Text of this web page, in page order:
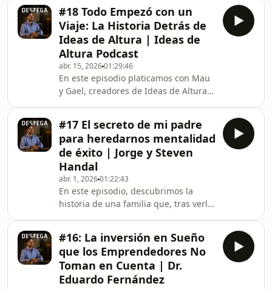
misma satisfacción
hasta convertirse en un referente de
la estrategia digital y el
emprendimiento.Carlos no solo vivió
la evolución del contenido en video;
aprendió a dominarla. En este
episodio nos cuenta cómo pasó de ser
un espectador más a liderar
comunidades de cient
#18 Todo Empezó con un
Viaje: La Historia Detrás de
Ideas de Altura | Ideas de
Altura Podcast
abr. 15, 202601:29:46
En este episodio platicamos con Mau
y Gael, creadores de Ideas de Altura,
piezas correctas encajan.Hablamos de
la importancia de la química entre
socios y de esa filosofía de dejar que
las cosas fluyan, entendiendo que el
éxito no siempre requiere años de
planeación, sino estar listo cuando la
oportunidad aparece.También
exploramos su
#17 El secreto de mi padre
para heredarnos mentalidad
de éxito | Jorge y Steven
Handal
abr. 1, 202601:22:43
En este episodio, descubrimos la
historia de una familia que, tras verlo
lección de su vida. No heredaron
privilegios; heredaron la mentalidad
necesaria para generar valor desde
cero.Mentalidad del Éxito: Por qué la
#16: La inversión en Sueño
que los Emprendedores No
Toman en Cuenta | Dr.
Eduardo Fernández